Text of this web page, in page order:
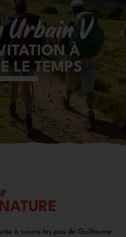
Urbain V
À
LE TEMPS
à suivre les pas de Guillaume